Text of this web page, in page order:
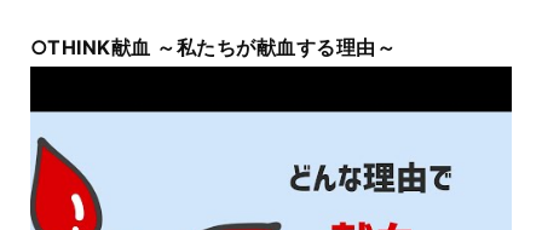
○THINK献血 ～私たちが献血する理由～